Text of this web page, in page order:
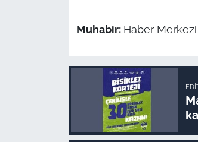
Muhabir: Haber Merkezi